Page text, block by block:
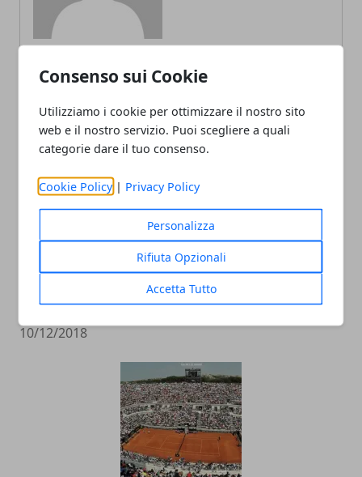
Consenso sui Cookie
Utilizziamo i cookie per ottimizzare il nostro sito
web e il nostro servizio. Puoi scegliere a quali
categorie dare il tuo consenso.
Cookie Policy | Privacy Policy
Personalizza
Rifiuta Opzionali
Accetta Tutto
ARTICOLI CORRELATI
Racchette da tennis: quanto incidono
sul gioco del principiante
10/12/2018